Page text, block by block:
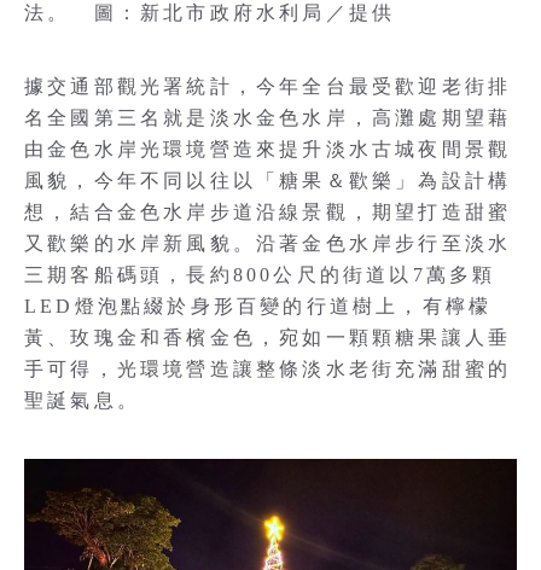
法。 圖：新北市政府水利局／提供
據交通部觀光署統計，今年全台最受歡迎老街排
名全國第三名就是淡水金色水岸，高灘處期望藉
由金色水岸光環境營造來提升淡水古城夜間景觀
風貌，今年不同以往以「糖果＆歡樂」為設計構
想，結合金色水岸步道沿線景觀，期望打造甜蜜
又歡樂的水岸新風貌。沿著金色水岸步行至淡水
三期客船碼頭，長約800公尺的街道以7萬多顆
LED燈泡點綴於身形百變的行道樹上，有檸檬
黃、玫瑰金和香檳金色，宛如一顆顆糖果讓人垂
手可得，光環境營造讓整條淡水老街充滿甜蜜的
聖誕氣息。